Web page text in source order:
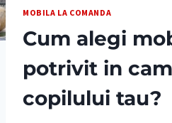
MOBILA LA COMANDA
Cum alegi
potrivit in
copilului tau?